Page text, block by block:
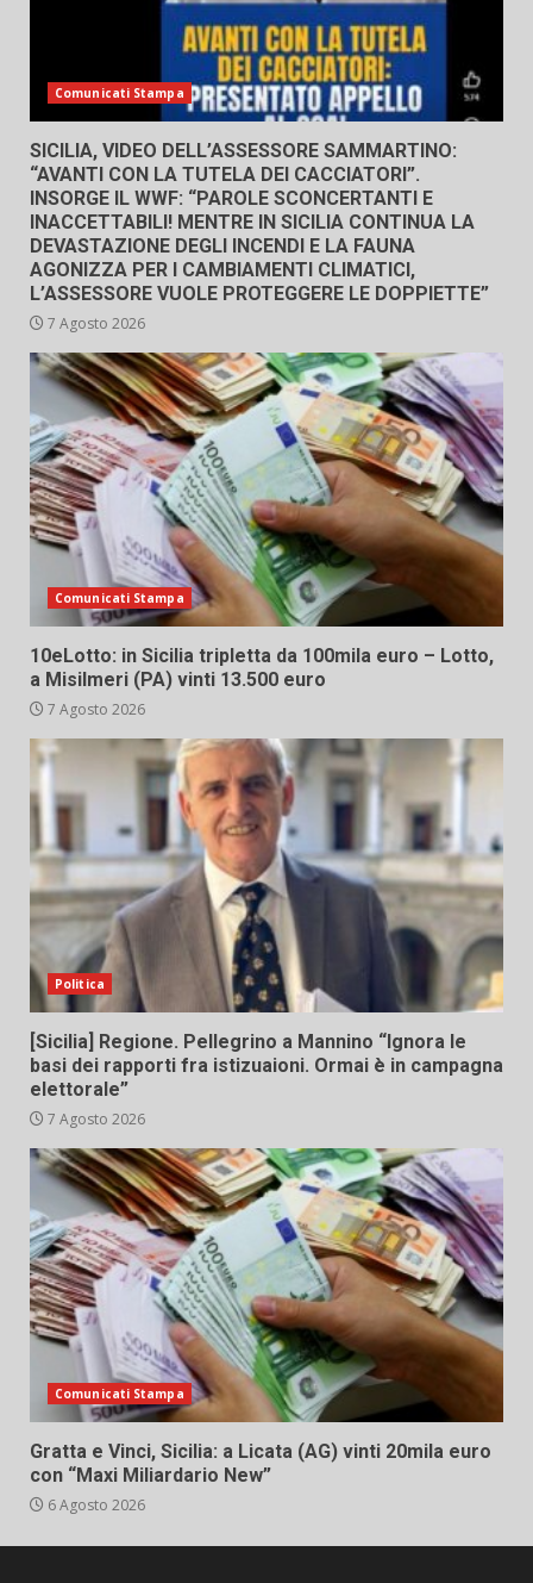
Comunicati Stampa
SICILIA, VIDEO DELL’ASSESSORE SAMMARTINO:
“AVANTI CON LA TUTELA DEI CACCIATORI”.
INSORGE IL WWF: “PAROLE SCONCERTANTI E
INACCETTABILI! MENTRE IN SICILIA CONTINUA LA
DEVASTAZIONE DEGLI INCENDI E LA FAUNA
AGONIZZA PER I CAMBIAMENTI CLIMATICI,
L’ASSESSORE VUOLE PROTEGGERE LE DOPPIETTE”
7 Agosto 2026
Comunicati Stampa
10eLotto: in Sicilia tripletta da 100mila euro – Lotto,
a Misilmeri (PA) vinti 13.500 euro
7 Agosto 2026
Politica
[Sicilia] Regione. Pellegrino a Mannino “Ignora le
basi dei rapporti fra istizuaioni. Ormai è in campagna
elettorale”
7 Agosto 2026
Comunicati Stampa
Gratta e Vinci, Sicilia: a Licata (AG) vinti 20mila euro
con “Maxi Miliardario New”
6 Agosto 2026